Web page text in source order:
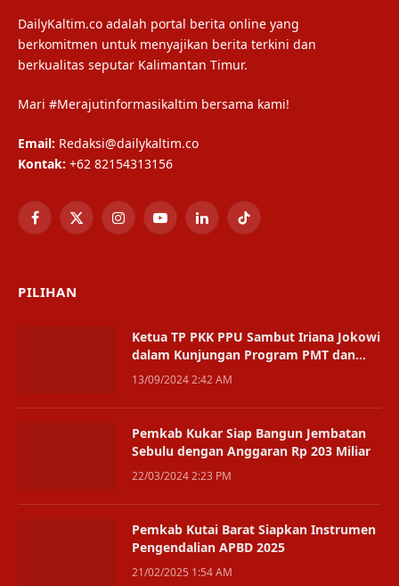
DailyKaltim.co adalah portal berita online yang
berkomitmen untuk menyajikan berita terkini dan
berkualitas seputar Kalimantan Timur.
Mari #Merajutinformasikaltim bersama kami!
Email: Redaksi@dailykaltim.co
Kontak: +62 82154313156
Facebook
X
InstagramYouTubeLinkedInTikTok
PILIHAN
Ketua TP PKK PPU Sambut Iriana Jokowi
dalam Kunjungan Program PMT dan
Pengolahan Sampah
13/09/2024 2:42 AM
Pemkab Kukar Siap Bangun Jembatan
Sebulu dengan Anggaran Rp 203 Miliar
22/03/2024 2:23 PM
Pemkab Kutai Barat Siapkan Instrumen
Pengendalian APBD 2025
21/02/2025 1:54 AM